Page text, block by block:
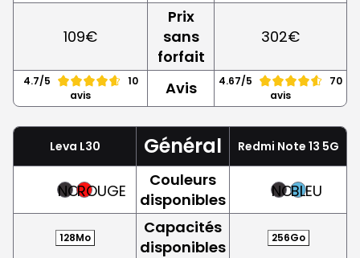
109€
Prix
sans
forfait
302€
4.7/5
10
avis
Avis 4.67/5
70
avis
Leva L30 Général Redmi Note 13 5G
NOIRROUGE
Couleurs
disponibles
NOIRBLEU
128Mo
Capacités
disponibles
256Go